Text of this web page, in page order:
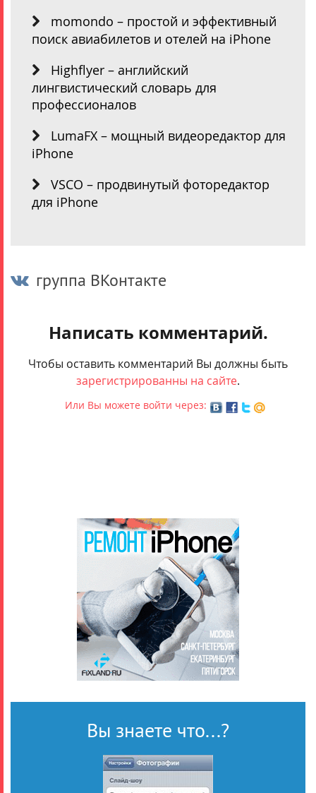
momondo – простой и эффективный
поиск авиабилетов и отелей на iPhone
Highflyer – английский
лингвистический словарь для
профессионалов
LumaFX – мощный видеоредактор для
iPhone
VSCO – продвинутый фоторедактор
для iPhone
группа ВКонтакте
Написать комментарий.
Чтобы оставить комментарий Вы должны быть
зарегистрированны на сайте.
Или Вы можете войти через:
Вы знаете что...?